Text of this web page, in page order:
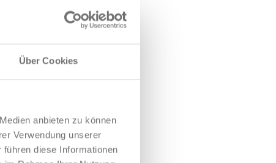
Über Cookies
anbieten zu können
Verwendung unserer
diese Informationen